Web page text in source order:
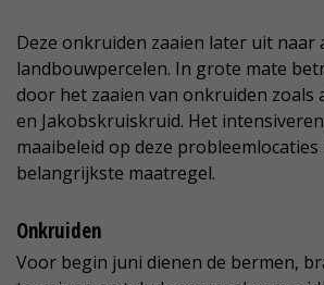
Deze onkruiden zaaien later uit naar
landbouwpercelen. In grote mate
door het zaaien van onkruiden zoals
en Jakobskruiskruid. Het
maaibeleid op deze probleemlocaties
belangrijkste maatregel.
Onkruiden
Voor begin juni dienen de bermen,